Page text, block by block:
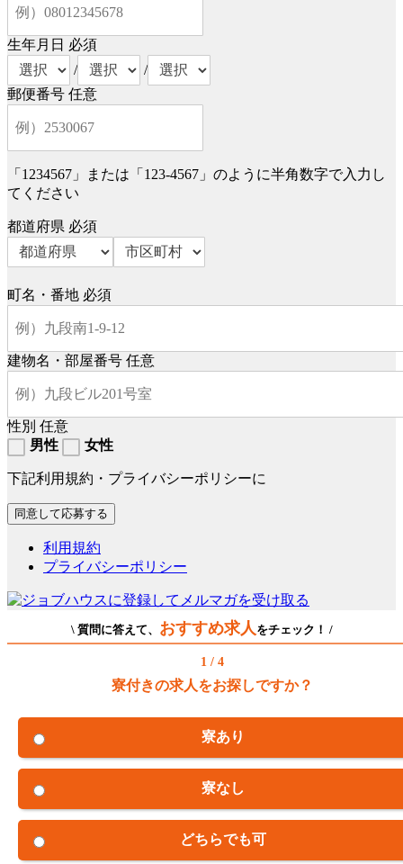
生年月日 必須
/
/
郵便番号 任意
「1234567」または「123-4567」のように半角数字で入力し
てください
都道府県 必須
町名・番地 必須
建物名・部屋番号 任意
性別 任意
男性
女性
下記利用規約・プライバシーポリシーに
利用規約
プライバシーポリシー
\ 質問に答えて、 おすすめ求人をチェック！ /
1 / 4
寮付きの求人をお探しですか？
寮あり
寮なし
どちらでも可